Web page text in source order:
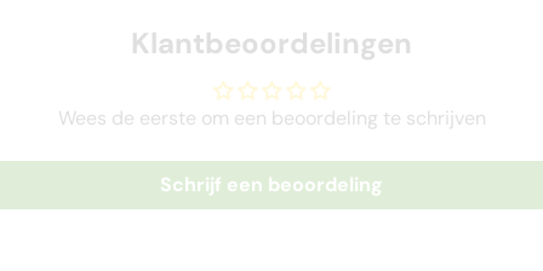
Klantbeoordelingen
Wees de eerste om een beoordeling te schrijven
Schrijf een beoordeling